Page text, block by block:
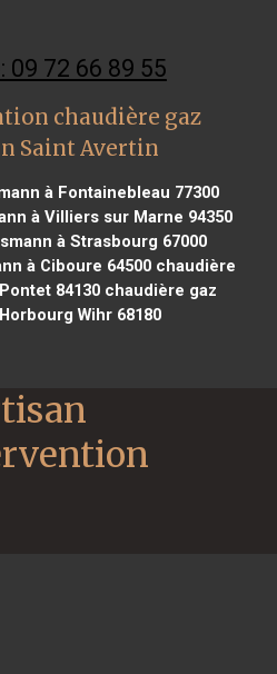
09 72 66 89 55
chaudière gaz
Saint Avertin
à Fontainebleau 77300
à Villiers sur Marne 94350
à Strasbourg 67000
à Ciboure 64500 chaudière
84130chaudière gaz
Wihr 68180